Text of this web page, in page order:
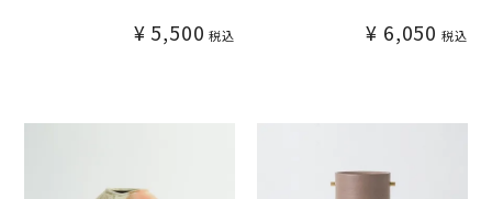
¥ 5,500 税込 ¥ 6,050 税込